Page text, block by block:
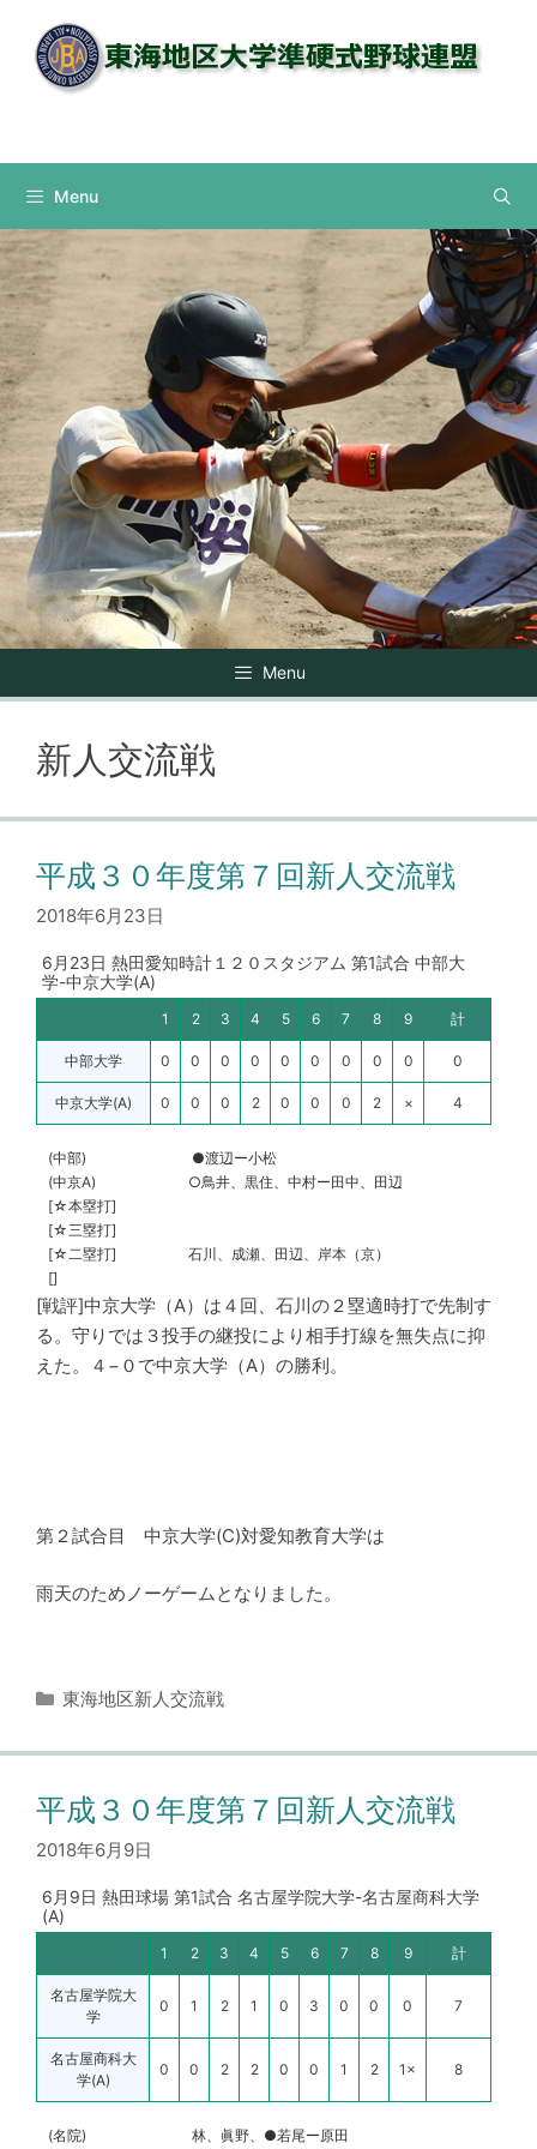
へ
キ
ッ
プ
Menu
Menu
新人交流戦
平成３０年度第７回新人交流戦
2018年6月23日
6月23日 熱田愛知時計１２０スタジアム 第1試合 中部大
学-中京大学(A)
1 2 3 4 5 6 7 8 9 計
中部大学 0 0 0 0 0 0 0 0 0 0
中京大学(A) 0 0 0 2 0 0 0 2 × 4
(中部)
●渡辺ー小松
(中京A)
○鳥井、黒住、中村ー田中、田辺
[☆本塁打]
[☆三塁打]
[☆二塁打]
石川、成瀬、田辺、岸本（京）
[]
[戦評]中京大学（A）は４回、石川の２塁適時打で先制す
る。守りでは３投手の継投により相手打線を無失点に抑
えた。４−０で中京大学（A）の勝利。
第２試合目 中京大学(C)対愛知教育大学は
雨天のためノーゲームとなりました。
カ
ゴ
ー
東海地区新人交流戦
平成３０年度第７回新人交流戦
2018年6月9日
6月9日 熱田球場 第1試合 名古屋学院大学-名古屋商科大学
(A)
1 2 3 4 5 6 7 8 9 計
名古屋学院大
学
0 1 2 1 0 3 0 0 0 7
名古屋商科大
学(A)
0 0 2 2 0 0 1 2 1× 8
(名院) 林、眞野、●若尾ー原田